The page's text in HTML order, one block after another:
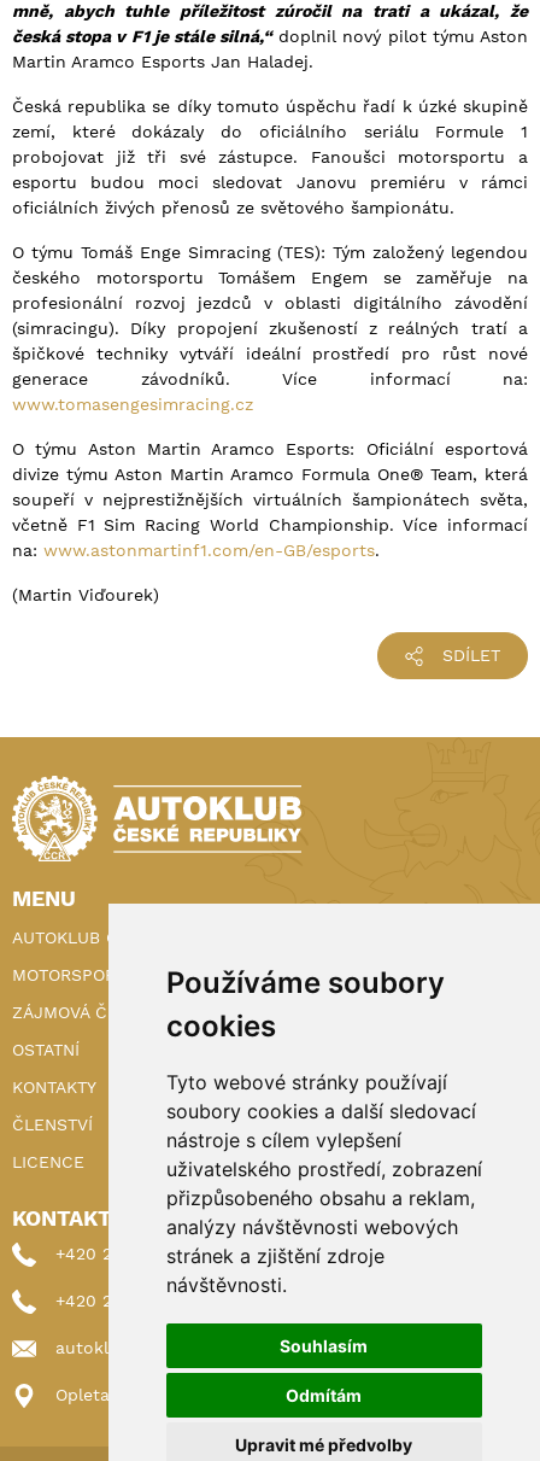
Používáme soubory
cookies
Tyto webové stránky používají
soubory cookies a další sledovací
nástroje s cílem vylepšení
uživatelského prostředí, zobrazení
přizpůsobeného obsahu a reklam,
analýzy návštěvnosti webových
stránek a zjištění zdroje
návštěvnosti.
Souhlasím
Odmítám
Upravit mé předvolby
mně, abych tuhle příležitost zúročil na trati a ukázal, že
česká stopa v F1 je stále silná,“doplnil nový pilot týmu Aston
Martin Aramco Esports Jan Haladej.
Česká republika se díky tomuto úspěchu řadí k úzké skupině
zemí, které dokázaly do oficiálního seriálu Formule 1
probojovat již tři své zástupce. Fanoušci motorsportu a
esportu budou moci sledovat Janovu premiéru v rámci
oficiálních živých přenosů ze světového šampionátu.
O týmu Tomáš Enge Simracing (TES): Tým založený legendou
českého motorsportu Tomášem Engem se zaměřuje na
profesionální rozvoj jezdců v oblasti digitálního závodění
(simracingu). Díky propojení zkušeností z reálných tratí a
špičkové techniky vytváří ideální prostředí pro růst nové
generace závodníků. Více informací na:
www.tomasengesimracing.cz
O týmu Aston Martin Aramco Esports: Oficiální esportová
divize týmu Aston Martin Aramco Formula One® Team, která
soupeří v nejprestižnějších virtuálních šampionátech světa,
včetně F1 Sim Racing World Championship. Více informací
na: www.astonmartinf1.com/en-GB/esports.
(Martin Viďourek)
SDÍLET
MENU
AUTOKLUB ČR
MOTORSPORT
ZÁJMOVÁ ČINNOST
OSTATNÍ
KONTAKTY
ČLENSTVÍ
LICENCE
KONTAKTY
+420 222 898 224 (sekretariat)
+420 222 898 221 (členství)
autoklub@autoklub.cz
Opletalova 1337/29, 110 00 Praha 1